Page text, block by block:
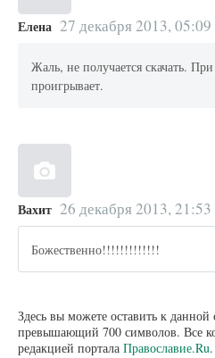
Елена 27 декабря 2013, 05:09
Жаль, не получается скачать.
проигрывает.
Вахит 26 декабря 2013, 21:53
Божественно!!!!!!!!!!!!!
Здесь вы можете оставить к
превышающий 700 символов. Все
редакцией портала Православие.Ru.